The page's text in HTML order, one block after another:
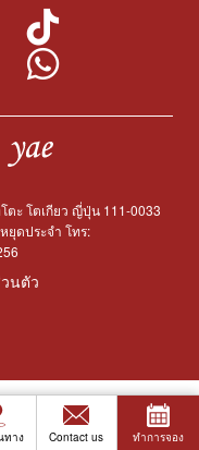
ทาง Contact us ทำการจอง
ตะ โตเกียว ญี่ปุ่น 111-0033
ยุดประจำ โทร:
นตัว